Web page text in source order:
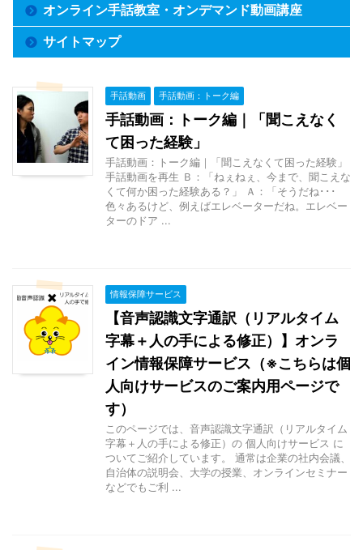
オンライン手話教室・オンデマンド動画講座
サイトマップ
手話動画 手話動画：トーク編
手話動画：トーク編｜「聞こえなく
て困った経験」
手話動画：トーク編｜「聞こえなくて困った経験」
手話動画を再生 Ｂ：「ねぇねぇ、今まで、聞こえな
くて何か困った経験ある？」 Ａ：「そうだね･･･
色々あるけど、例えばエレベーターだね。エレベー
ターのドア ...
情報保障サービス
【音声認識文字通訳（リアルタイム
字幕＋人の手による修正）】オンラ
イン情報保障サービス（※こちらは個
人向けサービスのご案内用ページで
す）
このページでは、音声認識文字通訳（リアルタイム
字幕＋人の手による修正）の 個人向けサービス に
ついてご紹介しています。 通常は企業の社内会議、
自治体の説明会、大学の授業、オンラインセミナー
などでもご利 ...